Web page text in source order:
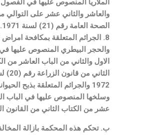
الملاريا المنصوص عليها في الفصول
والعاشر والثاني عشر على التوالي
الصحة العامة رقم (21) لسنة 1971.
8. الجرائم المتعلقة بمكافحة امراض
والحجر البيطري المنصوص عليها
الاول والثاني من الباب العاشر من
الثاني من
1972 والجرائم المتعلقة بذبح
وسلخها المنصوص عليها في الباب
عشر من الكتاب الثاني من القانون
ب. تحكم هذه المحكمة بازالة